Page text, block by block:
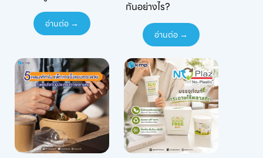
อ่านต่อ →
กันอย่างไร?
อ่านต่อ →